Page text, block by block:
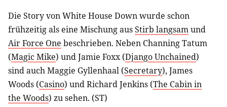
Die Story von White House Down wurde schon
frühzeitig als eine Mischung ausStirb langsamund
Air Force One beschrieben. Neben Channing Tatum
(Magic Mike) und Jamie Foxx (Django Unchained)
sind auch Maggie Gyllenhaal (Secretary), James
Woods (Casino) und Richard Jenkins (The Cabin in
the Woods) zu sehen. (ST)